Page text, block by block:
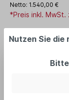
Netto: 1.540,00 €
*Preis inkl.
Nutzen Sie